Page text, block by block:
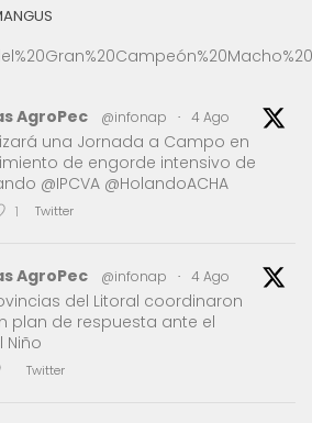
AgroPec @infonap · 4 Ago
una Jornada a Campo en
de engorde intensivo de
@IPCVA @HolandoACHA
1 Twitter
AgroPec @infonap · 4 Ago
del Litoral coordinaron
plan de respuesta ante el
Niño
Twitter